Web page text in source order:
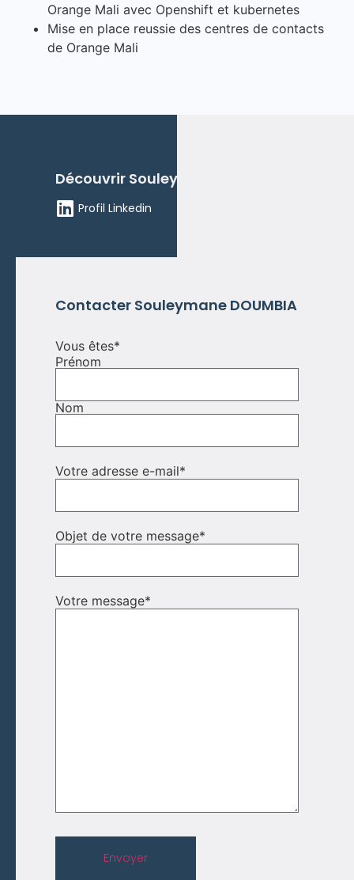
Orange Mali avec Openshift et kubernetes
Mise en place reussie des centres de contacts
de Orange Mali
Découvrir Souleymane DOUMBIA
Profil Linkedin
Contacter Souleymane DOUMBIA
Vous êtes*
Prénom
Nom
Votre adresse e-mail*
Objet de votre message*
Votre message*
Envoyer